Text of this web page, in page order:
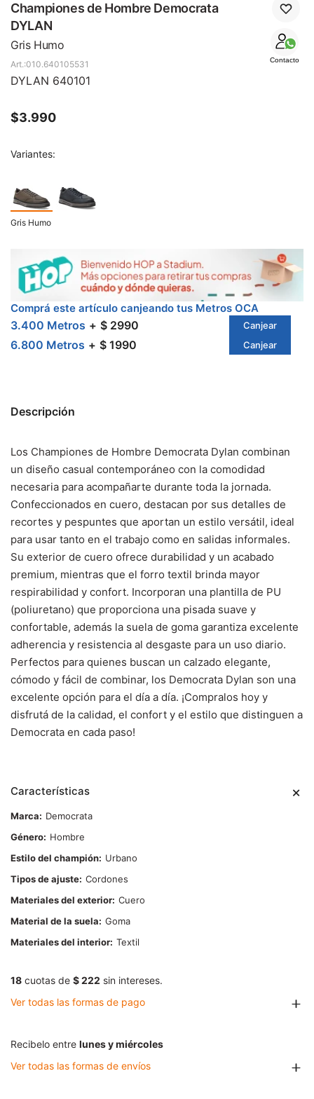
Championes de Hombre Democrata
DYLAN
Gris Humo
Contacto
010.640105531
DYLAN 640101
$3.990
Variantes:
Gris Humo
Comprá este artículo canjeando tus Metros OCA
3.400 Metros $ 2990 Canjear
6.800 Metros $ 1990 Canjear
Descripción
Los Championes de Hombre Democrata Dylan combinan
un diseño casual contemporáneo con la comodidad
necesaria para acompañarte durante toda la jornada.
Confeccionados en cuero, destacan por sus detalles de
recortes y pespuntes que aportan un estilo versátil, ideal
para usar tanto en el trabajo como en salidas informales.
Su exterior de cuero ofrece durabilidad y un acabado
premium, mientras que el forro textil brinda mayor
respirabilidad y confort. Incorporan una plantilla de PU
(poliuretano) que proporciona una pisada suave y
confortable, además la suela de goma garantiza excelente
adherencia y resistencia al desgaste para un uso diario.
Perfectos para quienes buscan un calzado elegante,
cómodo y fácil de combinar, los Democrata Dylan son una
excelente opción para el día a día. ¡Compralos hoy y
disfrutá de la calidad, el confort y el estilo que distinguen a
Democrata en cada paso!
Características
Marca
Democrata
Género
Hombre
Estilo del champión
Urbano
Tipos de ajuste Cordones
Materiales del exterior Cuero
Material de la suela
Goma
Materiales del interior Textil
18 cuotas de $ 222 sin intereses.
Ver todas las formas de pago
Recibelo entre lunes y miércoles
Ver todas las formas de envíos